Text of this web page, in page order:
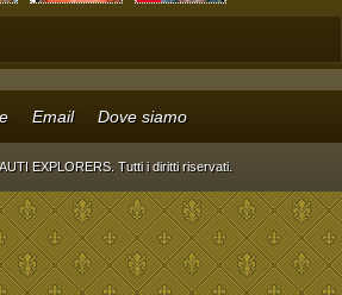
Email Dove siamo
EXPLORERS. Tutti i diritti riservati.